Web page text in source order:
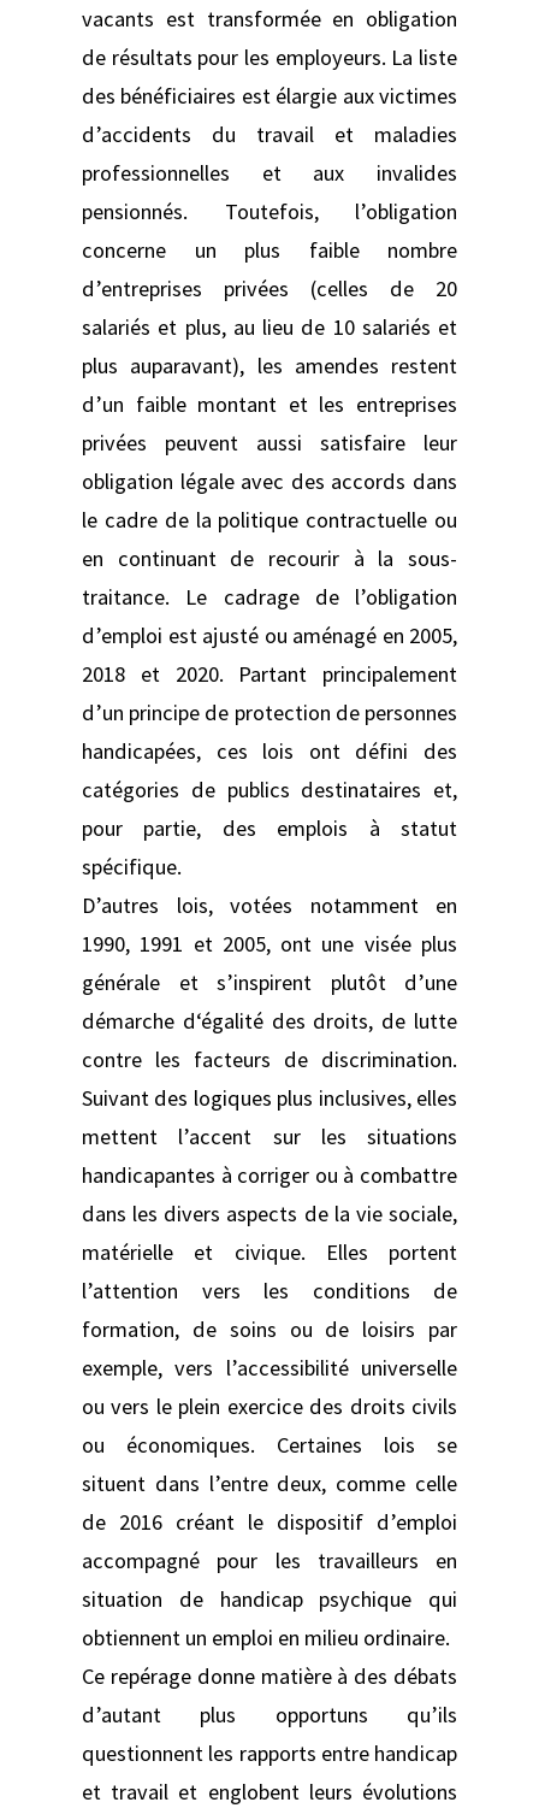
vacants est transformée en obligation
de résultats pour les employeurs. La liste
des bénéficiaires est élargie aux victimes
d’accidents du travail et maladies
professionnelles et aux invalides
pensionnés. Toutefois, l’obligation
concerne un plus faible nombre
d’entreprises privées (celles de 20
salariés et plus, au lieu de 10 salariés et
plus auparavant), les amendes restent
d’un faible montant et les entreprises
privées peuvent aussi satisfaire leur
obligation légale avec des accords dans
le cadre de la politique contractuelle ou
en continuant de recourir à la sous-
traitance. Le cadrage de l’obligation
d’emploi est ajusté ou aménagé en 2005,
2018 et 2020. Partant principalement
d’un principe de protection de personnes
handicapées, ces lois ont défini des
catégories de publics destinataires et,
pour partie, des emplois à statut
spécifique.
D’autres lois, votées notamment en
1990, 1991 et 2005, ont une visée plus
générale et s’inspirent plutôt d’une
démarche d‘égalité des droits, de lutte
contre les facteurs de discrimination.
Suivant des logiques plus inclusives, elles
mettent l’accent sur les situations
handicapantes à corriger ou à combattre
dans les divers aspects de la vie sociale,
matérielle et civique. Elles portent
l’attention vers les conditions de
formation, de soins ou de loisirs par
exemple, vers l’accessibilité universelle
ou vers le plein exercice des droits civils
ou économiques. Certaines lois se
situent dans l’entre deux, comme celle
de 2016 créant le dispositif d’emploi
accompagné pour les travailleurs en
situation de handicap psychique qui
obtiennent un emploi en milieu ordinaire.
Ce repérage donne matière à des débats
d’autant plus opportuns qu’ils
questionnent les rapports entre handicap
et travail et englobent leurs évolutions